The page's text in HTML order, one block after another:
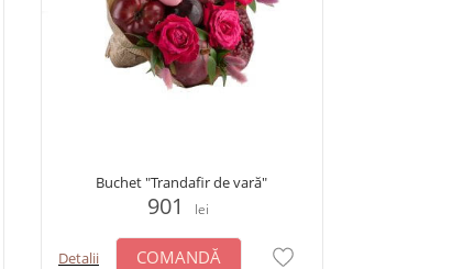
Buchet "Trandafir de vară"
901 lei
Detalii COMANDĂ